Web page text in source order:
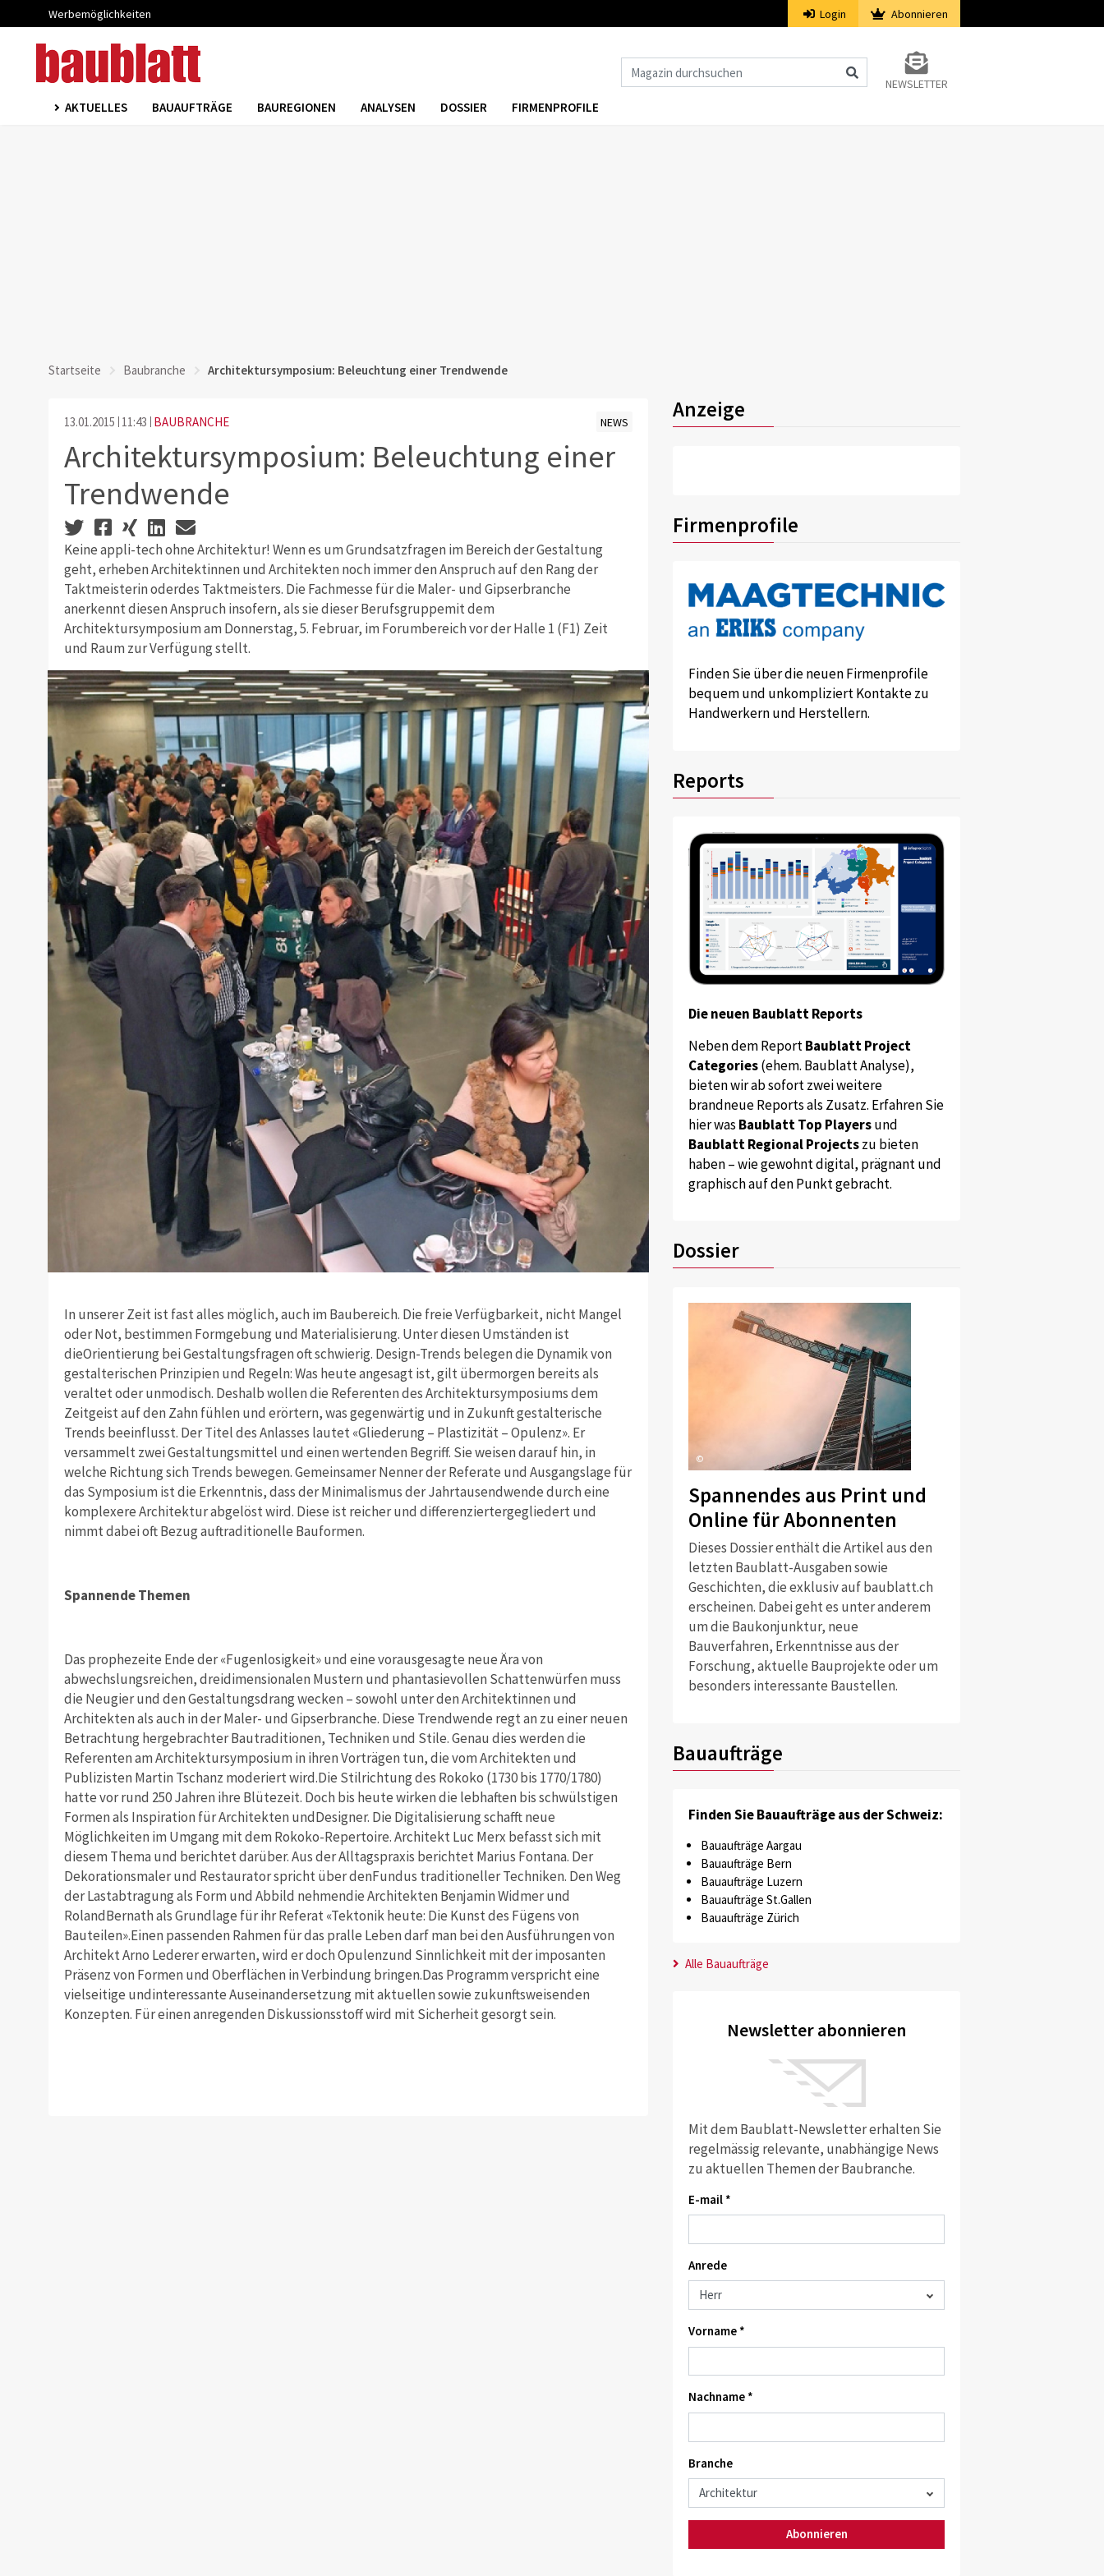
Werbemöglichkeiten Login Abonnieren
NEWSLETTER
AKTUELLES BAUAUFTRÄGE BAUREGIONEN ANALYSEN DOSSIER FIRMENPROFILE
Startseite Baubranche Architektursymposium: Beleuchtung einer Trendwende
13.01.2015 11:43 BAUBRANCHE NEWS
Architektursymposium: Beleuchtung einer
Trendwende
Keine appli-tech ohne Architektur! Wenn es um Grundsatzfragen im Bereich der Gestaltung
geht, erheben Architektinnen und Architekten noch immer den Anspruch auf den Rang der
Taktmeisterin oderdes Taktmeisters. Die Fachmesse für die Maler- und Gipserbranche
anerkennt diesen Anspruch insofern, als sie dieser Berufsgruppemit dem
Architektursymposium am Donnerstag, 5. Februar, im Forumbereich vor der Halle 1 (F1) Zeit
und Raum zur Verfügung stellt.
In unserer Zeit ist fast alles möglich, auch im Baubereich. Die freie Verfügbarkeit, nicht Mangel
oder Not, bestimmen Formgebung und Materialisierung. Unter diesen Umständen ist
dieOrientierung bei Gestaltungsfragen oft schwierig. Design-Trends belegen die Dynamik von
gestalterischen Prinzipien und Regeln: Was heute angesagt ist, gilt übermorgen bereits als
veraltet oder unmodisch. Deshalb wollen die Referenten des Architektursymposiums dem
Zeitgeist auf den Zahn fühlen und erörtern, was gegenwärtig und in Zukunft gestalterische
Trends beeinflusst. Der Titel des Anlasses lautet «Gliederung – Plastizität – Opulenz». Er
versammelt zwei Gestaltungsmittel und einen wertenden Begriff. Sie weisen darauf hin, in
welche Richtung sich Trends bewegen. Gemeinsamer Nenner der Referate und Ausgangslage für
das Symposium ist die Erkenntnis, dass der Minimalismus der Jahrtausendwende durch eine
komplexere Architektur abgelöst wird. Diese ist reicher und differenziertergegliedert und
nimmt dabei oft Bezug auftraditionelle Bauformen.
Spannende Themen
Das prophezeite Ende der «Fugenlosigkeit» und eine vorausgesagte neue Ära von
abwechslungsreichen, dreidimensionalen Mustern und phantasievollen Schattenwürfen muss
die Neugier und den Gestaltungsdrang wecken – sowohl unter den Architektinnen und
Architekten als auch in der Maler- und Gipserbranche. Diese Trendwende regt an zu einer neuen
Betrachtung hergebrachter Bautraditionen, Techniken und Stile. Genau dies werden die
Referenten am Architektursymposium in ihren Vorträgen tun, die vom Architekten und
Publizisten Martin Tschanz moderiert wird.Die Stilrichtung des Rokoko (1730 bis 1770/1780)
hatte vor rund 250 Jahren ihre Blütezeit. Doch bis heute wirken die lebhaften bis schwülstigen
Formen als Inspiration für Architekten undDesigner. Die Digitalisierung schafft neue
Möglichkeiten im Umgang mit dem Rokoko-Repertoire. Architekt Luc Merx befasst sich mit
diesem Thema und berichtet darüber. Aus der Alltagspraxis berichtet Marius Fontana. Der
Dekorationsmaler und Restaurator spricht über denFundus traditioneller Techniken. Den Weg
der Lastabtragung als Form und Abbild nehmendie Architekten Benjamin Widmer und
RolandBernath als Grundlage für ihr Referat «Tektonik heute: Die Kunst des Fügens von
Bauteilen».Einen passenden Rahmen für das pralle Leben darf man bei den Ausführungen von
Architekt Arno Lederer erwarten, wird er doch Opulenzund Sinnlichkeit mit der imposanten
Präsenz von Formen und Oberflächen in Verbindung bringen.Das Programm verspricht eine
vielseitige undinteressante Auseinandersetzung mit aktuellen sowie zukunftsweisenden
Konzepten. Für einen anregenden Diskussionsstoff wird mit Sicherheit gesorgt sein.
Anzeige
Firmenprofile
Finden Sie über die neuen Firmenprofile
bequem und unkompliziert Kontakte zu
Handwerkern und Herstellern.
Reports
Die neuen Baublatt Reports
Neben dem ReportBaublatt Project
Categories(ehem. Baublatt Analyse),
bieten wir ab sofort zwei weitere
brandneue Reports als Zusatz. Erfahren Sie
hier was Baublatt Top Playersund
Baublatt Regional Projectszu bieten
haben – wie gewohnt digital, prägnant und
graphisch auf den Punkt gebracht.
Dossier
©
Spannendes aus Print und
Online für Abonnenten
Dieses Dossier enthält die Artikel aus den
letzten Baublatt-Ausgaben sowie
Geschichten, die exklusiv auf baublatt.ch
erscheinen. Dabei geht es unter anderem
um die Baukonjunktur, neue
Bauverfahren, Erkenntnisse aus der
Forschung, aktuelle Bauprojekte oder um
besonders interessante Baustellen.
Bauaufträge
Finden Sie Bauaufträge aus der Schweiz:
Bauaufträge Aargau
Bauaufträge Bern
Bauaufträge Luzern
Bauaufträge St.Gallen
Bauaufträge Zürich
Alle Bauaufträge
Newsletter abonnieren
Mit dem Baublatt-Newsletter erhalten Sie
regelmässig relevante, unabhängige News
zu aktuellen Themen der Baubranche.
E-mail *
Anrede
Vorname *
Nachname *
Branche
Abonnieren